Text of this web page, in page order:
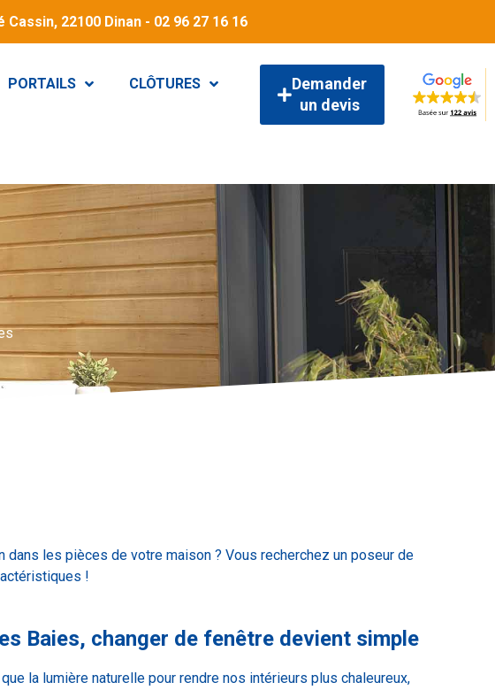
Cassin, 22100 Dinan - 02 96 27 16 16
PORTAILS
CLÔTURES
Demander
un devis
dans les pièces de votre maison ? Vous recherchez un poseur de
!
Baies, changer de fenêtre devient simple
la lumière naturelle pour rendre nos intérieurs plus chaleureux,